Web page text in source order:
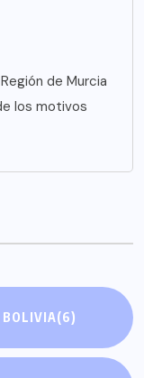
de Murcia
los motivos
BOLIVIA(6)